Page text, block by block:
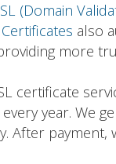
(Domain
Certificates also
more
certificate
year. We
After